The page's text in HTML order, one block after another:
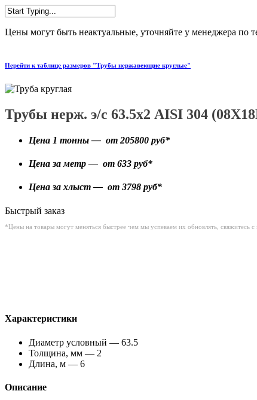
Цены могут быть неактуальные, уточняйте у менеджера по
Перейти к таблице размеров "Трубы нержавеющие круглые"
Трубы нерж. э/с 63.5х2 AISI 304
Цена 1 тонны — от 205800 руб*
Цена за метр — от 633 руб*
Цена за хлыст — от 3798 руб*
Быстрый заказ
*Цены на товары могут меняться быстрее чем мы успеваем их обновлять, свяжитесь
Характеристики
Диаметр условный — 63.5
Толщина, мм — 2
Длина, м — 6
Описание